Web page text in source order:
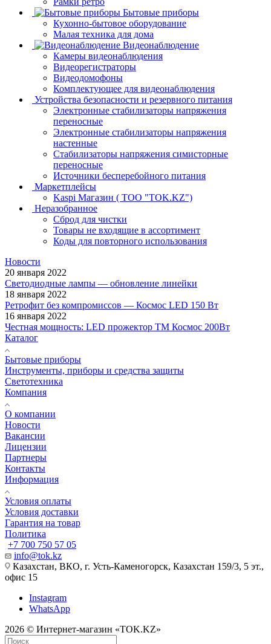
Бытовые приборы
Кухонно-бытовое оборудование
Малая техника для дома
Видеонаблюдение
Камеры видеонаблюдения
Видеорегистраторы
Видеодомофоны
Комплектующее для видеонаблюдения
Устройства безопасности и резервного питания
Электронные стабилизаторы напряжения
переносные
Электронные стабилизаторы напряжения
настенные
Стабилизаторы напряжения симисторные
переносные
Источники бесперебойного питания
Маркетплейсы
Kaspi Магазин ( ТОО "TOK.KZ")
Неразобранное
Сброд для чистки
Товары не входящие в ассортимент
Коды для повторного использования
Новости
20 января 2022
Светодиодные лампы — обновление линейки
18 января 2022
Ретрофит без компромиссов — Космос LED 150 Вт
16 января 2022
Честная мощность: LED прожектор ТМ Космос 200Вт
Каталог
Бытовые приборы
Инструменты, приборы и средства защиты
Светотехника
Компания
О компании
Новости
Вакансии
Лицензии
Партнеры
Контакты
Информация
Условия оплаты
Условия доставки
Гарантия на товар
Политика
+7 700 750 57 05
info@tok.kz
Казахстан, ВКО, г. Усть-Каменогорск, Казахстан 159/3, 5 эт.,
офис 15
Instagram
WhatsApp
2026 © Интернет-магазин «TOK.KZ»